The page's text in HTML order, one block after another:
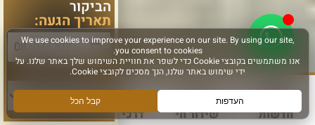
חדשות שידור חי דרכי הגעה עוד
הביקור
תאריך הגעה:
סוג פעילות: